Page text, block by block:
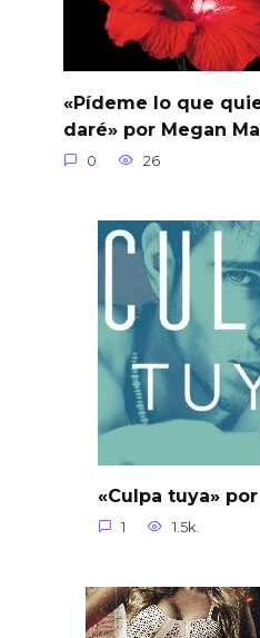
«Pídeme lo que
daré» por Megan
0 26
«Culpa tuya»
1 1.5k.